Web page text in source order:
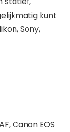
kunt
Sony,
Canon EOS